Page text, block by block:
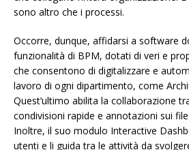
sono altro che i processi.
Occorre, dunque, affidarsi a software
funzionalità di BPM, dotati di veri e
che consentono di digitalizzare e
lavoro di ogni dipartimento, come
Quest’ultimo abilita la collaborazione
condivisioni rapide e annotazioni sui
Inoltre, il suo modulo Interactive
utenti e li guida tra le attività da